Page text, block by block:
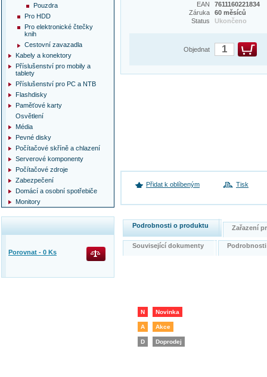
EAN
7611160221834
Záruka
60 měsíců
Status
Ukončeno
Objednat
Přidat k oblíbeným Tisk
Podrobnosti o produktu Zařazení
Související dokumenty
N Novinka
A Akce
D Doprodej
Pouzdra
Pro HDD
Pro elektronické čtečky
knih
Cestovní zavazadla
Kabely a konektory
Příslušenství pro mobily a
tablety
Příslušenství pro PC a NTB
Flashdisky
Paměťové karty
Osvětlení
Média
Pevné disky
Počítačové skříně a chlazení
Serverové komponenty
Počítačové zdroje
Zabezpečení
Domácí a osobní spotřebiče
Monitory
Porovnat - 0 Ks